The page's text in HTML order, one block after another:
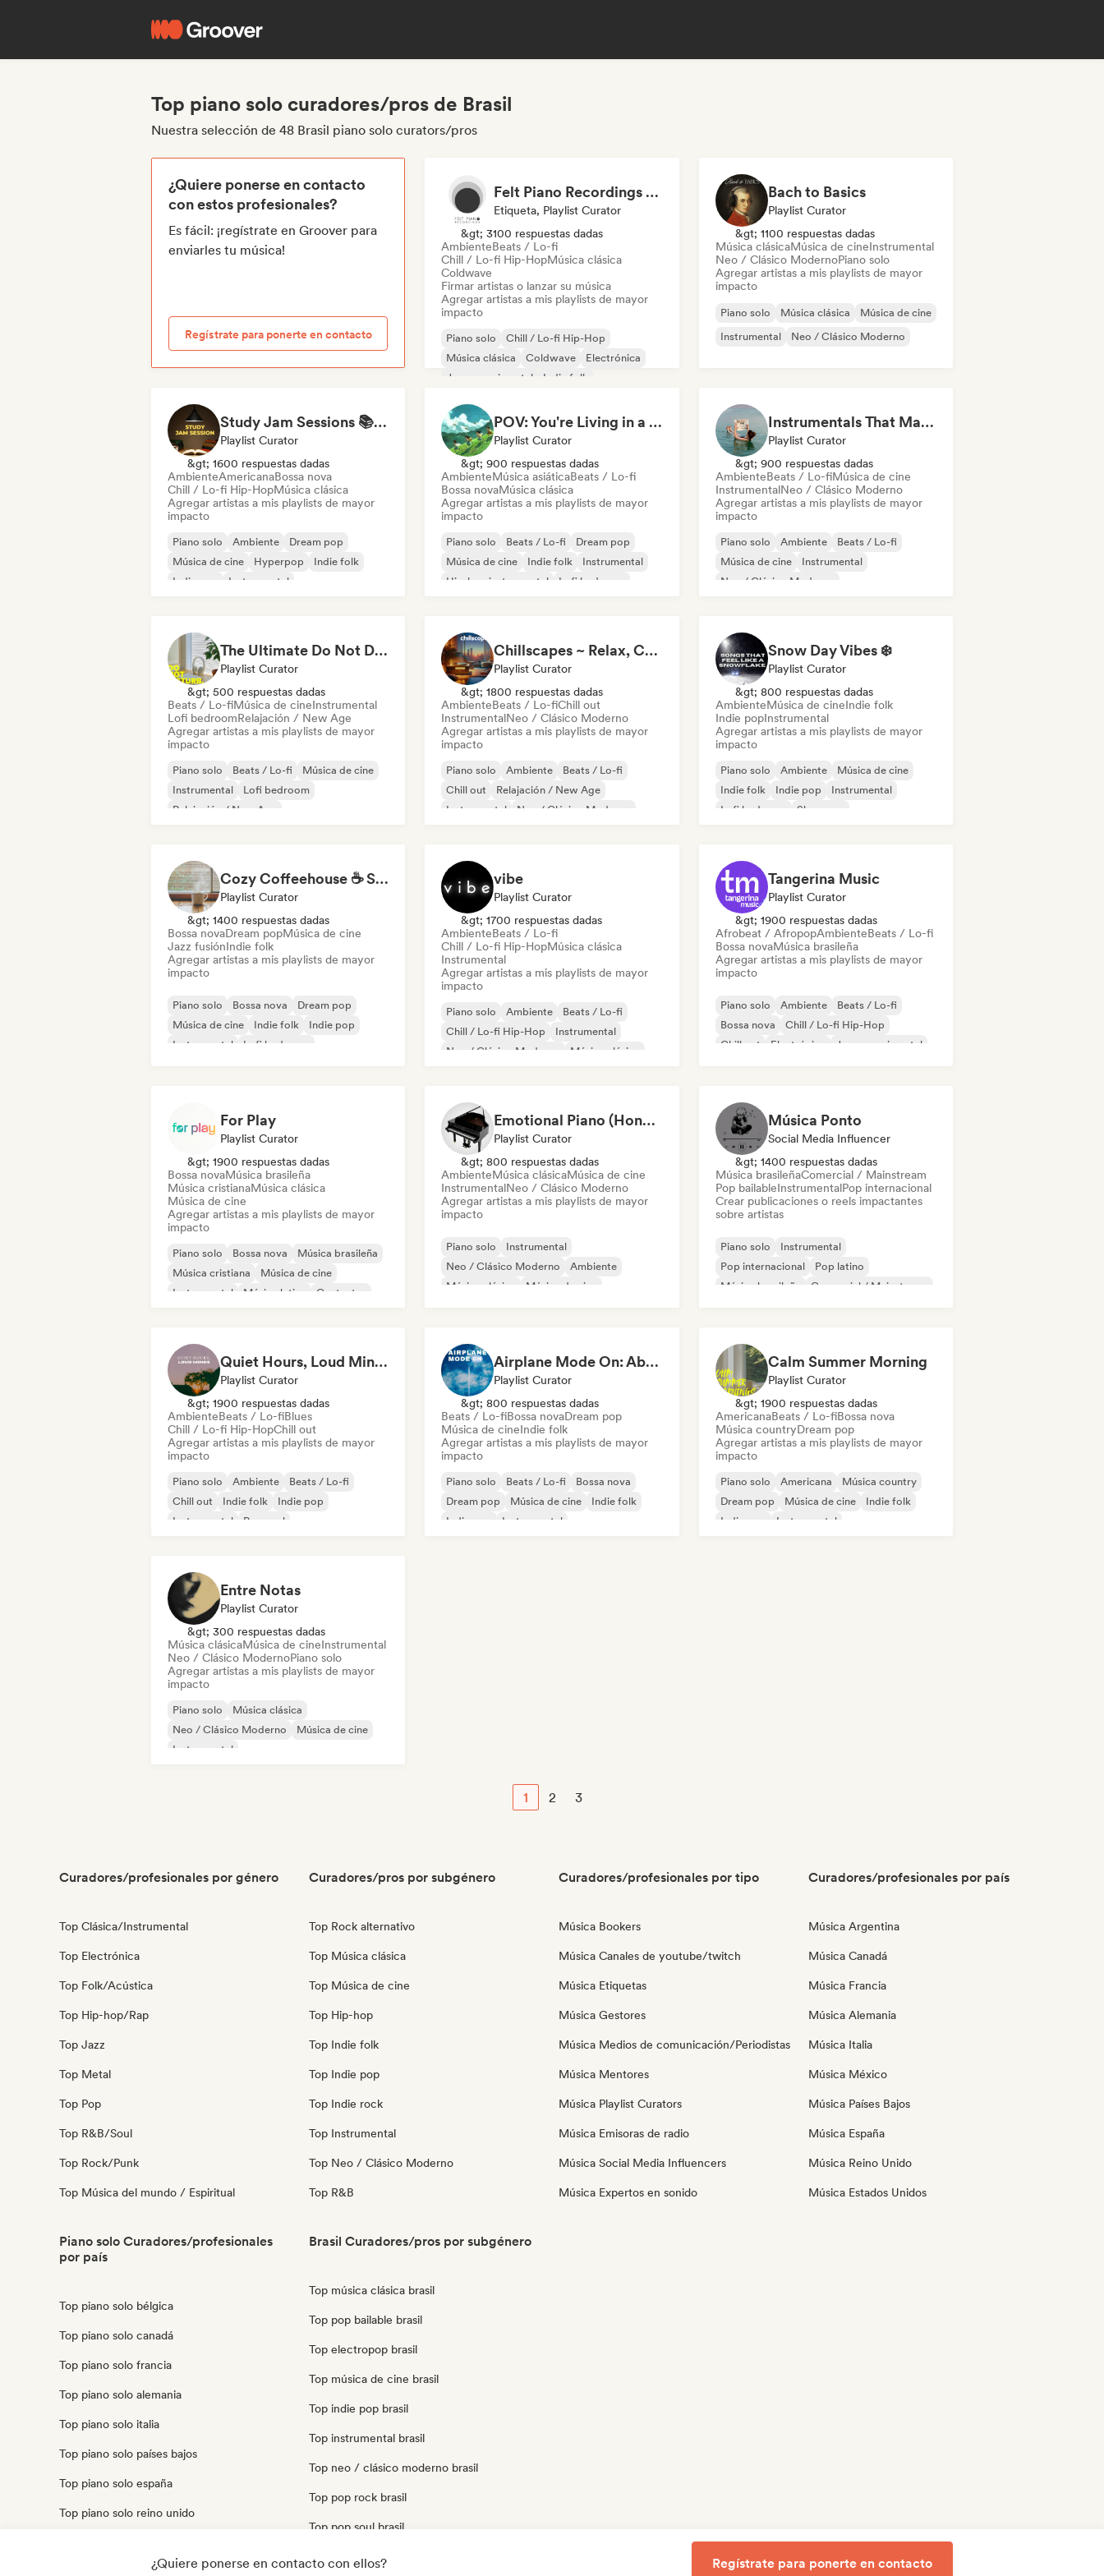
Top piano solo curadores/pros de Brasil
Nuestra selección de 48 Brasil piano solo curators/pros
¿Quiere ponerse en contacto
con estos profesionales?
Es fácil: ¡regístrate en Groover para
enviarles tu música!
Regístrate para ponerte en contacto
Felt Piano Recordings (label, playlists)
Etiqueta, Playlist Curator
&gt; 3100 respuestas dadas
AmbienteBeats / Lo-fi
Chill / Lo-fi Hip-HopMúsica clásica
Coldwave
Firmar artistas o lanzar su música
Agregar artistas a mis playlists de mayor
impacto
Piano solo
Chill / Lo-fi Hip-Hop
Música clásica
Coldwave
Electrónica
Jazz experimental
Indie folk
Bach to Basics
Playlist Curator
&gt; 1100 respuestas dadas
Música clásicaMúsica de cineInstrumental
Neo / Clásico ModernoPiano solo
Agregar artistas a mis playlists de mayor
impacto
Piano solo Música clásica
Música de cine
Instrumental
Neo / Clásico Moderno
Study Jam Sessions 📚 Indie Folk, Dream Pop & Singer-Songwriter
Playlist Curator
&gt; 1600 respuestas dadas
AmbienteAmericanaBossa nova
Chill / Lo-fi Hip-HopMúsica clásica
Agregar artistas a mis playlists de mayor
impacto
Piano solo Ambiente
Dream pop
Música de cine
Hyperpop
Indie folk
Indie pop
Instrumental
POV: You're Living in a Studio Ghibli Movie 🌱 Neo-Classical Piano & Dream Pop
Playlist Curator
&gt; 900 respuestas dadas
AmbienteMúsica asiáticaBeats / Lo-fi
Bossa novaMúsica clásica
Agregar artistas a mis playlists de mayor
impacto
Piano solo Beats / Lo-fi
Dream pop
Música de cine
Indie folk
Instrumental
Hip-hop instrumental
Lofi bedroom
Instrumentals That Make You Feel Like Floating
Playlist Curator
&gt; 900 respuestas dadas
AmbienteBeats / Lo-fiMúsica de cine
InstrumentalNeo / Clásico Moderno
Agregar artistas a mis playlists de mayor
impacto
Piano solo Ambiente
Beats / Lo-fi
Música de cine
Instrumental
Neo / Clásico Moderno
The Ultimate Do Not Disturb Playlist 🔕 Neo-Classical & Ambient Piano
Playlist Curator
&gt; 500 respuestas dadas
Beats / Lo-fiMúsica de cineInstrumental
Lofi bedroomRelajación / New Age
Agregar artistas a mis playlists de mayor
impacto
Piano solo Beats / Lo-fi
Música de cine
Instrumental
Lofi bedroom
Relajación / New Age
Chillscapes ~ Relax, Concentrate, Meditate, Sleep, Dream
Playlist Curator
&gt; 1800 respuestas dadas
AmbienteBeats / Lo-fiChill out
InstrumentalNeo / Clásico Moderno
Agregar artistas a mis playlists de mayor
impacto
Piano solo Ambiente
Beats / Lo-fi
Chill out
Relajación / New Age
Instrumental
Neo / Clásico Moderno
Snow Day Vibes ❄️
Playlist Curator
&gt; 800 respuestas dadas
AmbienteMúsica de cineIndie folk
Indie popInstrumental
Agregar artistas a mis playlists de mayor
impacto
Piano solo Ambiente
Música de cine
Indie folk
Indie pop
Instrumental
Lofi bedroom
Shoegaze
Cozy Coffeehouse ☕ Singer-Songwriter, Indie Folk & Acoustic
Playlist Curator
&gt; 1400 respuestas dadas
Bossa novaDream popMúsica de cine
Jazz fusiónIndie folk
Agregar artistas a mis playlists de mayor
impacto
Piano solo Bossa nova
Dream pop
Música de cine
Indie folk
Indie pop
Instrumental
Lofi bedroom
vibe
Playlist Curator
&gt; 1700 respuestas dadas
AmbienteBeats / Lo-fi
Chill / Lo-fi Hip-HopMúsica clásica
Instrumental
Agregar artistas a mis playlists de mayor
impacto
Piano solo Ambiente
Beats / Lo-fi
Chill / Lo-fi Hip-Hop
Instrumental
Neo / Clásico Moderno
Música clásica
Tangerina Music
Playlist Curator
&gt; 1900 respuestas dadas
Afrobeat / AfropopAmbienteBeats / Lo-fi
Bossa novaMúsica brasileña
Agregar artistas a mis playlists de mayor
impacto
Piano solo Ambiente
Beats / Lo-fi
Bossa nova
Chill / Lo-fi Hip-Hop
Chill out
Electrónica Jazz experimental
For Play
Playlist Curator
&gt; 1900 respuestas dadas
Bossa novaMúsica brasileña
Música cristianaMúsica clásica
Música de cine
Agregar artistas a mis playlists de mayor
impacto
Piano solo Bossa nova
Música brasileña
Música cristiana
Música de cine
Instrumental
Música latina Cantautor
Emotional Piano (HoneyStar Studios)
Playlist Curator
&gt; 800 respuestas dadas
AmbienteMúsica clásicaMúsica de cine
InstrumentalNeo / Clásico Moderno
Agregar artistas a mis playlists de mayor
impacto
Piano solo
Instrumental
Neo / Clásico Moderno
Ambiente
Música clásica
Música de cine
Música Ponto
Social Media Influencer
&gt; 1400 respuestas dadas
Música brasileñaComercial / Mainstream
Pop bailableInstrumentalPop internacional
Crear publicaciones o reels impactantes
sobre artistas
Piano solo
Instrumental
Pop internacional
Pop latino
Música brasileña
Comercial / Mainstream
Quiet Hours, Loud Minds 🔮 Singer-Songwriter, Bedroom Pop & Dream Pop
Playlist Curator
&gt; 1900 respuestas dadas
AmbienteBeats / Lo-fiBlues
Chill / Lo-fi Hip-HopChill out
Agregar artistas a mis playlists de mayor
impacto
Piano solo Ambiente
Beats / Lo-fi
Chill out
Indie folk
Indie pop
Instrumental
Pop soul
Airplane Mode On: Above the Clouds
Playlist Curator
&gt; 800 respuestas dadas
Beats / Lo-fiBossa novaDream pop
Música de cineIndie folk
Agregar artistas a mis playlists de mayor
impacto
Piano solo Beats / Lo-fi
Bossa nova
Dream pop
Música de cine
Indie folk
Indie pop
Instrumental
Calm Summer Morning
Playlist Curator
&gt; 1900 respuestas dadas
AmericanaBeats / Lo-fiBossa nova
Música countryDream pop
Agregar artistas a mis playlists de mayor
impacto
Piano solo Americana
Música country
Dream pop
Música de cine
Indie folk
Indie pop
Instrumental
Entre Notas
Playlist Curator
&gt; 300 respuestas dadas
Música clásicaMúsica de cineInstrumental
Neo / Clásico ModernoPiano solo
Agregar artistas a mis playlists de mayor
impacto
Piano solo
Música clásica
Neo / Clásico Moderno
Música de cine
Instrumental
1 2 3
Curadores/profesionales por género
Top Clásica/Instrumental
Top Electrónica
Top Folk/Acústica
Top Hip-hop/Rap
Top Jazz
Top Metal
Top Pop
Top R&B/Soul
Top Rock/Punk
Top Música del mundo / Espiritual
Curadores/pros por subgénero
Top Rock alternativo
Top Música clásica
Top Música de cine
Top Hip-hop
Top Indie folk
Top Indie pop
Top Indie rock
Top Instrumental
Top Neo / Clásico Moderno
Top R&B
Curadores/profesionales por tipo
Música Bookers
Música Canales de youtube/twitch
Música Etiquetas
Música Gestores
Música Medios de comunicación/Periodistas
Música Mentores
Música Playlist Curators
Música Emisoras de radio
Música Social Media Influencers
Música Expertos en sonido
Curadores/profesionales por país
Música Argentina
Música Canadá
Música Francia
Música Alemania
Música Italia
Música México
Música Países Bajos
Música España
Música Reino Unido
Música Estados Unidos
Piano solo Curadores/profesionales
por país
Top piano solo bélgica
Top piano solo canadá
Top piano solo francia
Top piano solo alemania
Top piano solo italia
Top piano solo países bajos
Top piano solo españa
Top piano solo reino unido
Brasil Curadores/pros por subgénero
Top música clásica brasil
Top pop bailable brasil
Top electropop brasil
Top música de cine brasil
Top indie pop brasil
Top instrumental brasil
Top neo / clásico moderno brasil
Top pop rock brasil
Top pop soul brasil
Top pop progresivo brasil
¿Quiere ponerse en contacto con ellos? Regístrate para ponerte en contacto